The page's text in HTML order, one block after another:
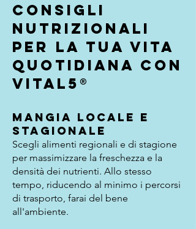
Consigli
nutrizionali
per la tua vita
quotidiana con
Vital5®
Mangia locale e
stagionale
Scegli alimenti regionali e di stagione
per massimizzare la freschezza e la
densità dei nutrienti. Allo stesso
tempo, riducendo al minimo i percorsi
di trasporto, farai del bene
all'ambiente.